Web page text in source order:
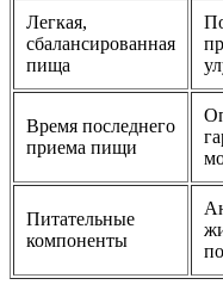
Легкая,
сбалансированная
пища
Время последнего
приема пищи
Питательные
компоненты